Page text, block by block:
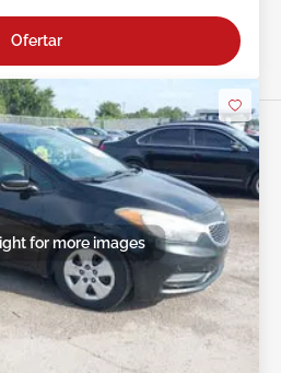
Ofertar
for more images